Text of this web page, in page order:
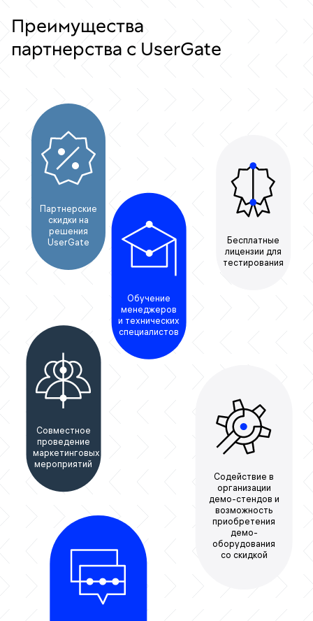
Преимущества
партнерства с UserGate
Партнерские
скидки на
решения
UserGate
Бесплатные
лицензии для
тестирования
Обучение
менеджеров
и технических
специалистов
Совместное
проведение
маркетинговых
мероприятий
Содействие в
организации
демо-стендов и
возможность
приобретения
демо-
оборудования
со скидкой